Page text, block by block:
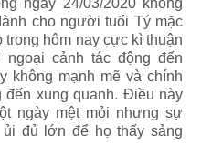
ngày 24/03/2020 không
cho người tuổi Tý mặc
hôm nay cực kì thuận
cảnh tác động đến
không mạnh mẽ và chính
xung quanh. Điều này
ngày mệt mỏi nhưng sự
đủ lớn để họ thấy sảng